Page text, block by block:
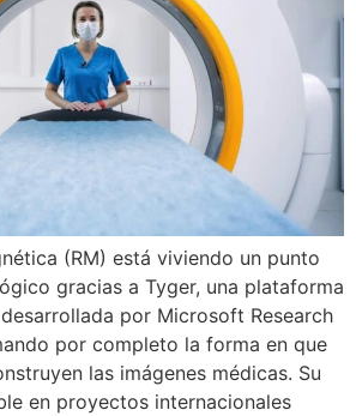
(RM) está viviendo un punto
gracias a Tyger, una plataforma
por Microsoft Research
por completo la forma en que
las imágenes médicas. Su
en proyectos internacionales